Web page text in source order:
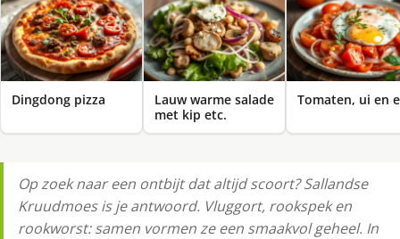
Dingdong pizza
Lauw warme salade
met kip etc.
Tomaten, ui en
Op zoek naar een ontbijt dat altijd scoort? Sallandse
Kruudmoes is je antwoord. Vluggort, rookspek en
rookworst: samen vormen ze een smaakvol geheel. In